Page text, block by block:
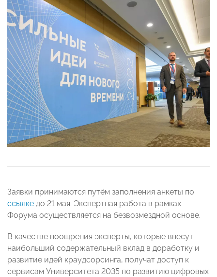
Заявки принимаются путём заполнения анкеты по
ссылке до 21 мая. Экспертная работа в рамках
Форума осуществляется на безвозмездной основе.
В качестве поощрения эксперты, которые внесут
наибольший содержательный вклад в доработку и
развитие идей краудсорсинга, получат доступ к
сервисам Университета 2035 по развитию цифровых